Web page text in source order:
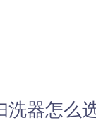
洗器怎么